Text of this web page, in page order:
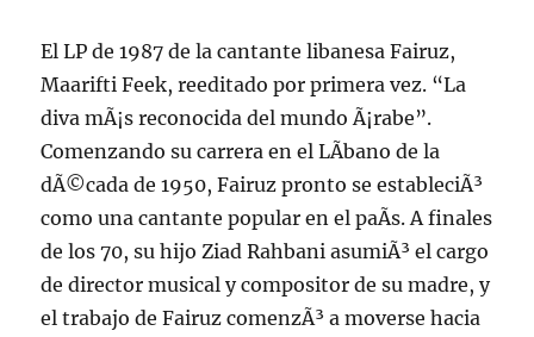
El LP de 1987 de la cantante libanesa Fairuz,
Maarifti Feek, reeditado por primera vez. “La
diva mÃ¡s reconocida del mundo Ã¡rabe”.
Comenzando su carrera en el LÃ­bano de la
dÃ©cada de 1950, Fairuz pronto se estableciÃ³
como una cantante popular en el paÃ­s. A finales
de los 70, su hijo Ziad Rahbani asumiÃ³ el cargo
de director musical y compositor de su madre, y
el trabajo de Fairuz comenzÃ³ a moverse hacia